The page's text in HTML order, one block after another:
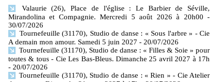
Valaurie (26), Place de l'église : Le Barbier de Séville,
Mirandolina et Compagnie. Mercredi 5 août 2026 à 20h00 -
30/07/2026
Tournefeuille (31170), Studio de danse : « Sous l'arbre » - Cie
A demain mon amour. Samedi 5 juin 2027 - 20/07/2026
Tournefeuille (31170), Studio de danse : « Filles & Soie » pour
toutes & tous - Cie Les Bas-Bleus. Dimanche 25 avril 2027 à 17h
- 20/07/2026
Tournefeuille (31170), Studio de danse : « Rien » - Cie Atelier